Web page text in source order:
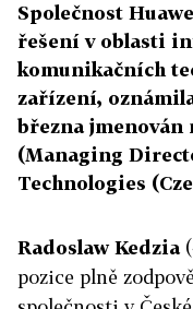
Společnost
řešení v oblasti
komunikačních
zařízení,
března jmenován
(Managing
Technologies
Radoslaw Kedzia
pozice plně